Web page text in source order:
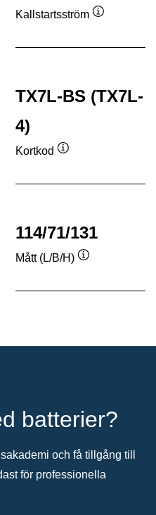
Kallstartsström
TX7L-BS (TX7L-
4)
Kortkod
114/71/131
Mått (L/B/H)
batterier?
och få tillgång till
för professionella